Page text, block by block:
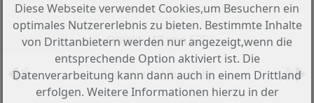
Objekt 313 von 625
Zurück zur Übersicht
Diese Webseite verwendet Cookies,um Besuchern ein
optimales Nutzererlebnis zu bieten. Bestimmte Inhalte
von Drittanbietern werden nur angezeigt,wenn die
entsprechende Option aktiviert ist. Die
Datenverarbeitung kann dann auch in einem Drittland
erfolgen. Weitere Informationen hierzu in der